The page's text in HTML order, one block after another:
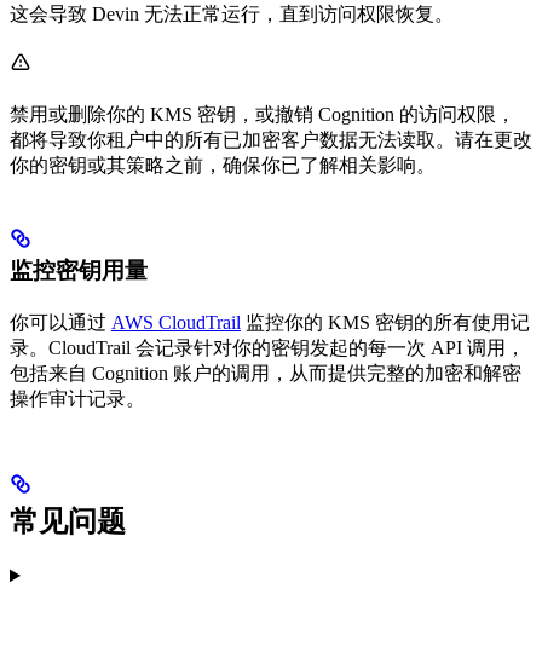
这会导致 Devin 无法正常运行，直到访问权限恢复。
禁用或删除你的 KMS 密钥，或撤销 Cognition 的访问权限，
都将导致你租户中的所有已加密客户数据无法读取。请在更改
你的密钥或其策略之前，确保你已了解相关影响。
监控密钥用量
你可以通过 AWS CloudTrail 监控你的 KMS 密钥的所有使用记
录。CloudTrail 会记录针对你的密钥发起的每一次 API 调用，
包括来自 Cognition 账户的调用，从而提供完整的加密和解密
操作审计记录。
常见问题